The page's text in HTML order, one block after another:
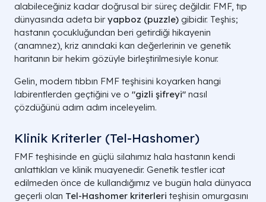
alabileceğiniz kadar doğrusal bir süreç değildir. FMF, tıp
dünyasında adeta biryapboz (puzzle) gibidir. Teşhis;
hastanın çocukluğundan beri getirdiği hikayenin
(anamnez), kriz anındaki kan değerlerinin ve genetik
haritanın bir hekim gözüyle birleştirilmesiyle konur.
Gelin, modern tıbbın FMF teşhisini koyarken hangi
labirentlerden geçtiğini ve o "gizli şifreyi" nasıl
çözdüğünü adım adım inceleyelim.
Klinik Kriterler (Tel-Hashomer)
FMF teşhisinde en güçlü silahımız hala hastanın kendi
anlattıkları ve klinik muayenedir. Genetik testler icat
edilmeden önce de kullandığımız ve bugün hala dünyaca
geçerli olan Tel-Hashomer kriterleri teşhisin omurgasını